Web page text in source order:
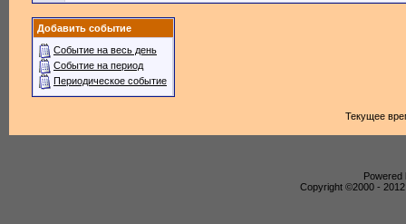
Добавить событие
Событие на весь день
Событие на период
Периодическое событие
Текущее
Powered
Copyright ©2000 -